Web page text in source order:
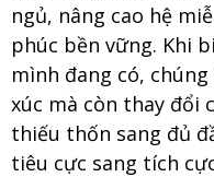
ngủ, nâng cao hệ
phúc bền vững. Khi
mình đang có,
xúc mà còn thay đổi
thiếu thốn sang đủ
tiêu cực sang tích